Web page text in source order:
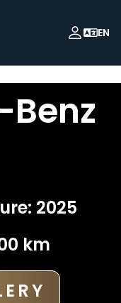
EN
: 2025
km